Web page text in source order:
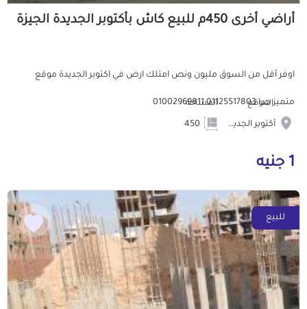
أراضي أخرى 450م للبيع كاش بأكتوبر الجديدة الجيزة
اوفر أقل من السوق مليون ونص امتلك ارض في اكتوبر الجديدة موقع
متميز جدا 01125517803 01002969811
الموقع
أكتوبر الجديدة
المساحة
1 جنيه
للبيع